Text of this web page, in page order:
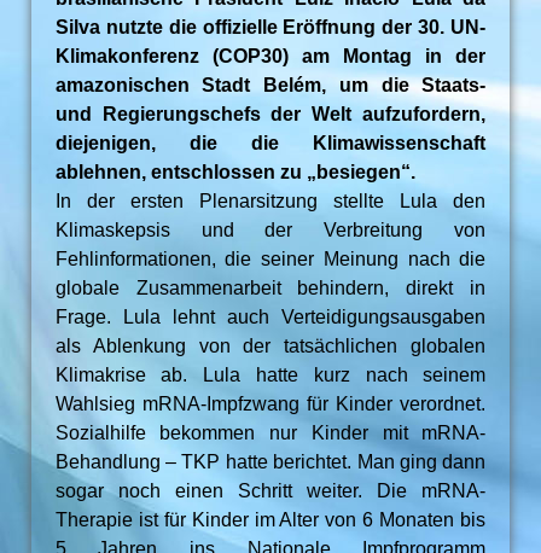
Silva nutzte die offizielle Eröffnung der 30. UN-
Klimakonferenz (COP30) am Montag in der
amazonischen Stadt Belém, um die Staats-
und Regierungschefs der Welt aufzufordern,
diejenigen, die die Klimawissenschaft
ablehnen, entschlossen zu „besiegen“.
In der ersten Plenarsitzung stellte Lula den
Klimaskepsis und der Verbreitung von
Fehlinformationen, die seiner Meinung nach die
globale Zusammenarbeit behindern, direkt in
Frage. Lula lehnt auch Verteidigungsausgaben
als Ablenkung von der tatsächlichen globalen
Klimakrise ab. Lula hatte kurz nach seinem
Wahlsieg mRNA-Impfzwang für Kinder verordnet.
Sozialhilfe bekommen nur Kinder mit mRNA-
Behandlung – TKP hatte berichtet. Man ging dann
sogar noch einen Schritt weiter. Die mRNA-
Therapie ist für Kinder im Alter von 6 Monaten bis
5 Jahren ins Nationale Impfprogramm